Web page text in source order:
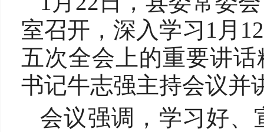
室召开，深入学习1月
五次全会上的重要讲
书记牛志强主持会议并
会议强调，学习好、